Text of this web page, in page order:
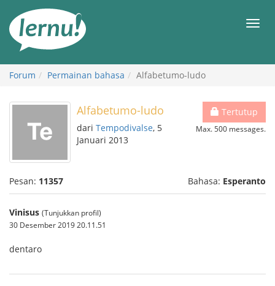
daftar
Forum Permainan bahasa Alfabetumo-ludo
Tertutup
Max. 500 messages.
Alfabetumo-ludo
dari Tempodivalse, 5
Januari 2013
Pesan: 11357 Bahasa: Esperanto
Vinisus (Tunjukkan profil)
30 Desember 2019 20.11.51
dentaro